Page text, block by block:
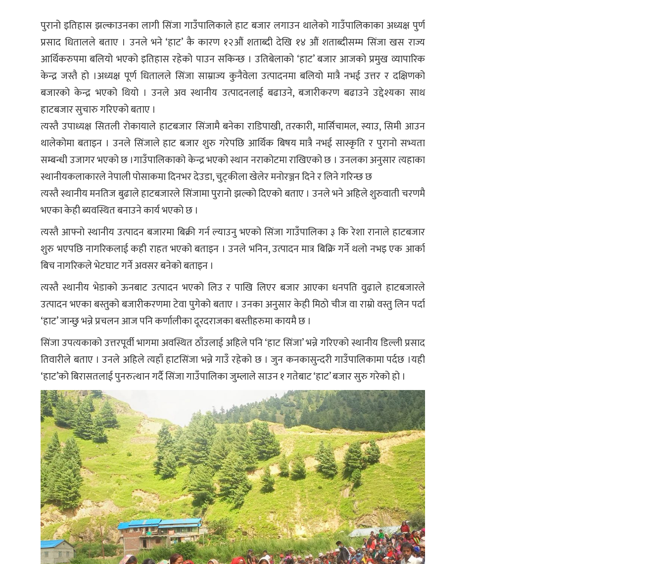
पुरानो इतिहास झल्काउनका लागी सिंजा गाउँपालिकाले हाट बजार लगाउन थालेको गाउँपालिकाका अध्यक्ष पुर्ण
प्रसाद धितालले बताए । उनले भने ‘हाट’ कै कारण १२औं शताब्दी देखि १४ औं शताब्दीसम्म सिंजा खस राज्य
आर्थिकरुपमा बलियो भएको इतिहास रहेको पाउन सकिन्छ । उतिबेलाको ‘हाट’ बजार आजको प्रमुख व्यापारिक
केन्द्र जस्तै हो ।अध्यक्ष पूर्ण धितालले सिंजा साम्राज्य कुनैवेला उत्पादनमा बलियो मात्रै नभई उत्तर र दक्षिणको
बजारको केन्द्र भएको थियो । उनले अव स्थानीय उत्पादनलाई बढाउने, बजारीकरण बढाउने उद्देश्यका साथ
हाटबजार सुचारु गरिएको बताए ।
त्यस्तै उपाध्यक्ष सितली रोकायाले हाटबजार सिंजामै बनेका राडिपाखी, तरकारी, मार्सिचामल, स्याउ, सिमी आउन
थालेकोमा बताइन । उनले सिंजाले हाट बजार शुरु गरेपछि आर्थिक बिषय मात्रै नभई सास्कृति र पुरानो सभ्यता
सम्बन्धी उजागर भएको छ ।गाउँपालिकाको केन्द्र भएको स्थान नराकोटमा राखिएको छ । उनलका अनुसार त्यहाका
स्थानीयकलाकारले नेपाली पोसाकमा दिनभर देउडा, चुट्कीला खेलेर मनोरञ्जन दिने र लिने गरिन्छ छ
त्यस्तै स्थानीय मनतिज बुढाले हाटबजारले सिंजामा पुरानो झल्को दिएको बताए । उनले भने अहिले शुरुवाती चरणमै
भएका केही ब्यवस्थित बनाउने कार्य भएको छ ।
त्यस्तै आफ्नो स्थानीय उत्पादन बजारमा बिक्री गर्न ल्याउनु भएको सिंजा गाउँपालिका ३ कि रेशा रानाले हाटबजार
शुरु भएपछि नागरिकलाई कही राहत भएको बताइन । उनले भनिन, उत्पादन मात्र बिक्रि गर्ने थलो नभइ एक आर्का
बिच नागरिकले भेटघाट गर्ने अवसर बनेको बताइन ।
त्यस्तै स्थानीय भेडाको ऊनबाट उत्पादन भएको लिउ र पाखि लिएर बजार आएका धनपति वुढाले हाटबजारले
उत्पादन भएका बस्तुको बजारीकरणमा टेवा पुगेको बताए । उनका अनुसार केही मिठो चीज वा राम्रो वस्तु लिन पर्दा
‘हाट’ जान्छु भन्ने प्रचलन आज पनि कर्णालीका दूरदराजका बस्तीहरुमा कायमै छ ।
सिंजा उपत्यकाको उत्तरपूर्वी भागमा अवस्थित ठाँउलाई अहिले पनि ‘हाट सिंजा’ भन्ने गरिएको स्थानीय डिल्ली प्रसाद
तिवारीले बताए । उनले अहिले त्यहाँ हाटसिंजा भन्ने गाउँ रहेको छ । जुन कनकासुन्दरी गाउँपालिकामा पर्दछ ।यही
‘हाट’को बिरासतलाई पुनरुत्थान गर्दै सिंजा गाउँपालिका जुम्लाले साउन १ गतेबाट ‘हाट’ बजार सुरु गरेको हो ।